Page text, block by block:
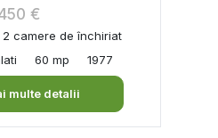
€
camere de închiriat
60 mp 1977
multe detalii